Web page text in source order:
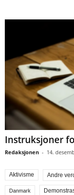
Instruksjoner
Redaksjonen - 14.
Aktivisme Andre
Danmark